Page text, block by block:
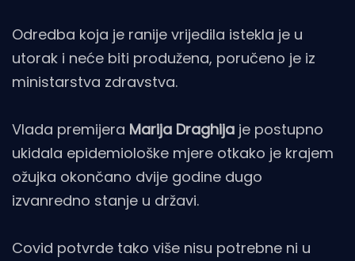
Odredba koja je ranije vrijedila istekla je u
utorak i neće biti produžena, poručeno je iz
ministarstva zdravstva.
Vlada premijera Marija Draghija je postupno
ukidala epidemiološke mjere otkako je krajem
ožujka okončano dvije godine dugo
izvanredno stanje u državi.
Covid potvrde tako više nisu potrebne ni u